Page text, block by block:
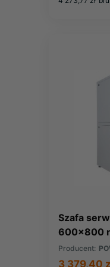
Szafa
600x800
Producent:
3 379,40